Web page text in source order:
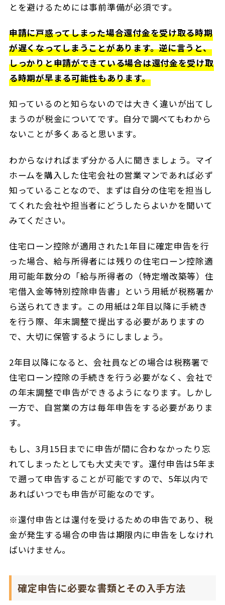
とを避けるためには事前準備が必須です。
申請に戸惑ってしまった場合還付金を受け取る時期
が遅くなってしまうことがあります。逆に言うと、
しっかりと申請ができている場合は還付金を受け取
る時期が早まる可能性もあります。
知っているのと知らないのでは大きく違いが出てし
まうのが税金についてです。自分で調べてもわから
ないことが多くあると思います。
わからなければまず分かる人に聞きましょう。マイ
ホームを購入した住宅会社の営業マンであれば必ず
知っていることなので、まずは自分の住宅を担当し
てくれた会社や担当者にどうしたらよいかを聞いて
みてください。
住宅ローン控除が適用された1年目に確定申告を行
った場合、給与所得者には残りの住宅ローン控除適
用可能年数分の「給与所得者の（特定増改築等）住
宅借入金等特別控除申告書」という用紙が税務署か
ら送られてきます。この用紙は2年目以降に手続き
を行う際、年末調整で提出する必要がありますの
で、大切に保管するようにしましょう。
2年目以降になると、会社員などの場合は税務署で
住宅ローン控除の手続きを行う必要がなく、会社で
の年末調整で申告ができるようになります。しかし
一方で、自営業の方は毎年申告をする必要がありま
す。
もし、3月15日までに申告が間に合わなかったり忘
れてしまったとしても大丈夫です。還付申告は5年ま
で遡って申告することが可能ですので、5年以内で
あればいつでも申告が可能なのです。
※還付申告とは還付を受けるための申告であり、税
金が発生する場合の申告は期限内に申告をしなけれ
ばいけません。
確定申告に必要な書類とその入手方法